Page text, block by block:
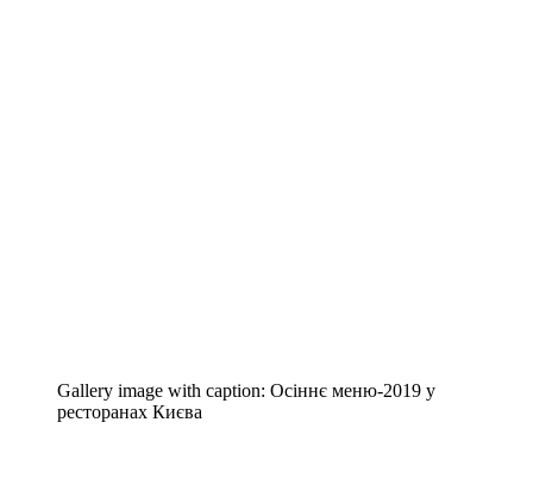
Gallery image with caption: Осіннє меню-2019 у
ресторанах Києва